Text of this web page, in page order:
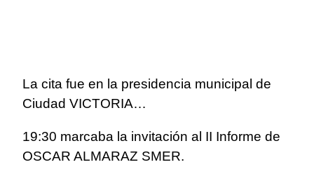
La cita fue en la presidencia municipal de
Ciudad VICTORIA…
19:30 marcaba la invitación al II Informe de
OSCAR ALMARAZ SMER.